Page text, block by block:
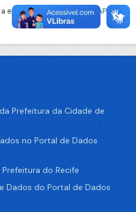
esses registros usando a
API
Prefeitura da Cidade de
no Portal de Dados
do Recife
Dados do Portal de Dados